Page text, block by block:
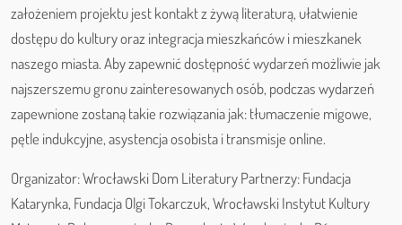
założeniem projektu jest kontakt z żywą literaturą, ułatwienie
dostępu do kultury oraz integracja mieszkańców i mieszkanek
naszego miasta. Aby zapewnić dostępność wydarzeń możliwie jak
najszerszemu gronu zainteresowanych osób, podczas wydarzeń
zapewnione zostaną takie rozwiązania jak: tłumaczenie migowe,
pętle indukcyjne, asystencja osobista i transmisje online.
Organizator: Wrocławski Dom Literatury Partnerzy: Fundacja
Katarynka, Fundacja Olgi Tokarczuk, Wrocławski Instytut Kultury